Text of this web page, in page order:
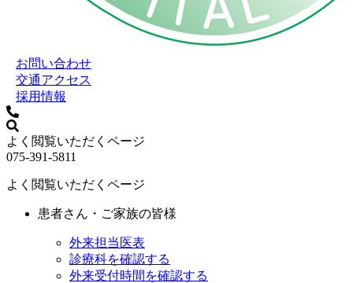
お問い合わせ
交通アクセス
採用情報
よく閲覧いただくページ
075-391-5811
よく閲覧いただくページ
患者さん・ご家族の皆様
外来担当医表
診療科を確認する
外来受付時間を確認する